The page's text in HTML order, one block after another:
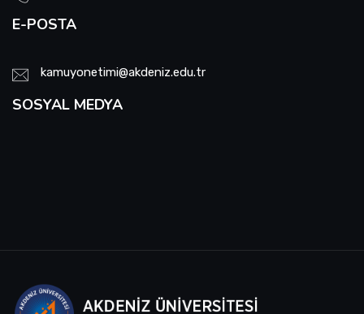
E-POSTA
kamuyonetimi@akdeniz.edu.tr
SOSYAL MEDYA